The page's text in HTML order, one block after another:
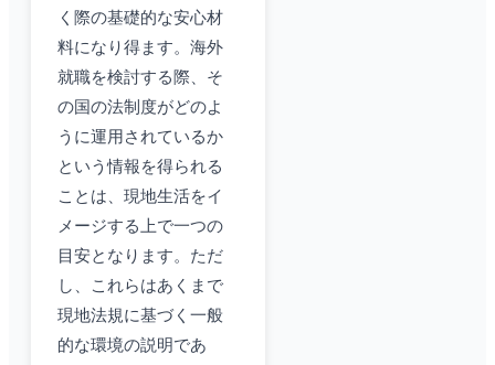
く際の基礎的な安心材
料になり得ます。海外
就職を検討する際、そ
の国の法制度がどのよ
うに運用されているか
という情報を得られる
ことは、現地生活をイ
メージする上で一つの
目安となります。ただ
し、これらはあくまで
現地法規に基づく一般
的な環境の説明であ